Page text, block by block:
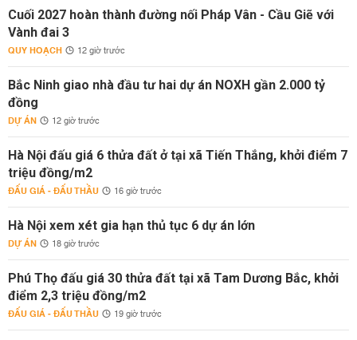
Cuối 2027 hoàn thành đường nối Pháp Vân - Cầu Giẽ với
Vành đai 3
QUY HOẠCH 12 giờ trước
Bắc Ninh giao nhà đầu tư hai dự án NOXH gần 2.000 tỷ
đồng
DỰ ÁN 12 giờ trước
Hà Nội đấu giá 6 thửa đất ở tại xã Tiến Thắng, khởi điểm 7
triệu đồng/m2
ĐẤU GIÁ - ĐẤU THẦU 16 giờ trước
Hà Nội xem xét gia hạn thủ tục 6 dự án lớn
DỰ ÁN 18 giờ trước
Phú Thọ đấu giá 30 thửa đất tại xã Tam Dương Bắc, khởi
điểm 2,3 triệu đồng/m2
ĐẤU GIÁ - ĐẤU THẦU 19 giờ trước